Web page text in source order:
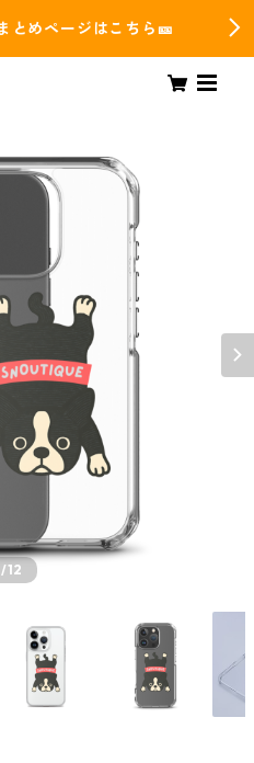
とめページはこちら🎫
/12